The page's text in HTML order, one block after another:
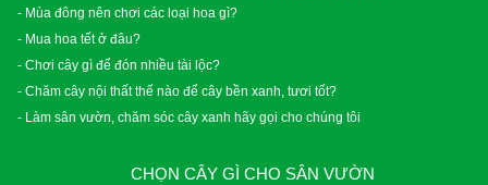
- Mùa đông nên chơi các loại hoa gì?
- Mua hoa tết ở đâu?
- Chơi cây gì để đón nhiều tài lộc?
- Chăm cây nội thất thế nào để cây bền xanh, tươi tốt?
- Làm sân vườn, chăm sóc cây xanh hãy gọi cho chúng tôi
CHỌN CÂY GÌ CHO SÂN VƯỜN